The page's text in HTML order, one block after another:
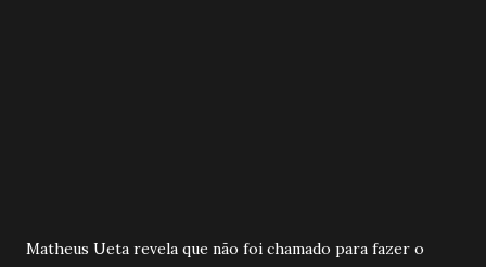
Matheus Ueta revela que não foi chamado para fazer o